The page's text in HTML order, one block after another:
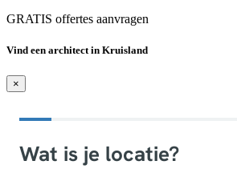
GRATIS offertes aanvragen
Vind een architect in Kruisland
×